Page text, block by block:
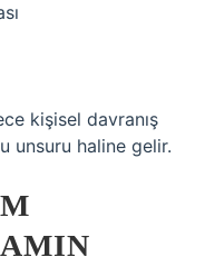
kişisel davranış
unsuru haline gelir.